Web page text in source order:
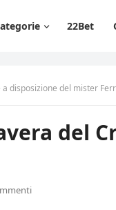
22Bet
disposizione del mister
del